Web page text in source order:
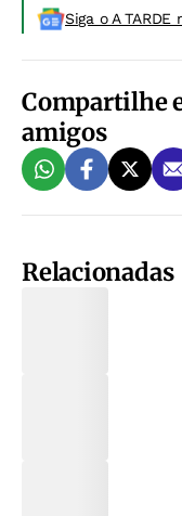
Siga o A
Compartilhe
amigos
Relacionadas